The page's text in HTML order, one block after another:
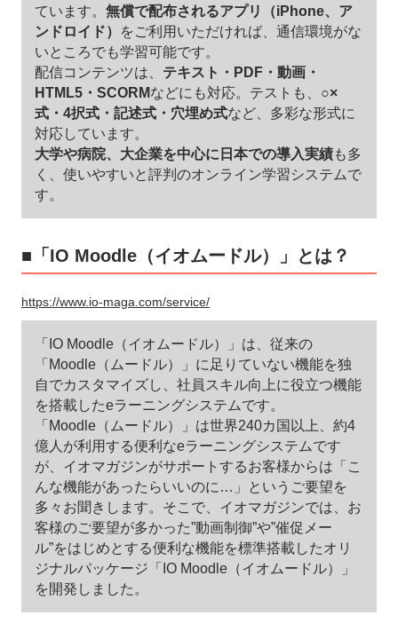
ています。 無償で配布されるアプリ（iPhone、ア
ンドロイド）
をご利用いただければ、通信環境がな
いところでも学習可能です。
配信コンテンツは、 テキスト・PDF・動画・
HTML5・SCORMなどにも対応。テストも、 ○×
式・4択式・記述式・穴埋め式など、多彩な形式に
対応しています。
大学や病院、大企業を中心に日本での導入実績も多
く、使いやすいと評判のオンライン学習システムで
す。
■「IO Moodle（イオムードル）」とは？
https://www.io-maga.com/service/
「IO Moodle（イオムードル）」は、従来の
「Moodle（ムードル）」に足りていない機能を独
自でカスタマイズし、社員スキル向上に役立つ機能
を搭載したeラーニングシステムです。
「Moodle（ムードル）」は世界240カ国以上、約4
億人が利用する便利なeラーニングシステムです
が、イオマガジンがサポートするお客様からは「こ
んな機能があったらいいのに…」というご要望を
多々お聞きします。そこで、イオマガジンでは、お
客様のご要望が多かった”動画制御”や”催促メー
ル”をはじめとする便利な機能を標準搭載したオリ
ジナルパッケージ「IO Moodle（イオムードル）」
を開発しました。